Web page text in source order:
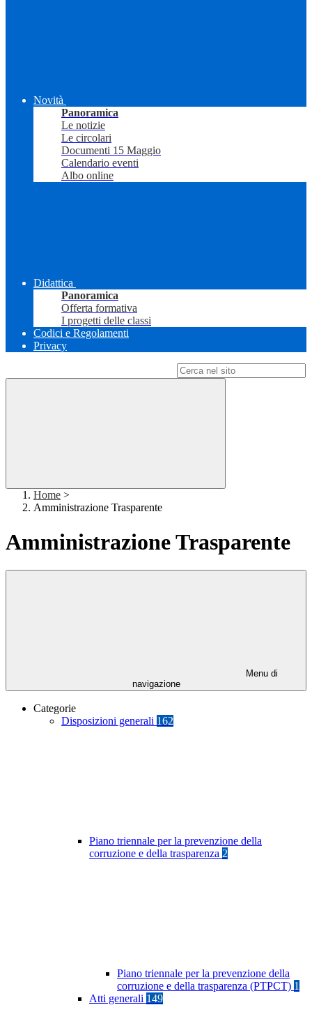
Novità
Panoramica
Le notizie
Le circolari
Documenti 15 Maggio
Calendario eventi
Albo online
Didattica
Panoramica
Offerta formativa
I progetti delle classi
Codici e Regolamenti
Privacy
Home >
Amministrazione Trasparente
Amministrazione Trasparente
Menu di
navigazione
Categorie
Disposizioni generali 162
Piano triennale per la prevenzione della
corruzione e della trasparenza 2
Piano triennale per la prevenzione della
corruzione e della trasparenza (PTPCT) 1
Atti generali 149